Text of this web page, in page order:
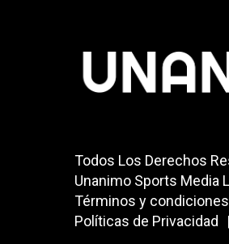
Todos Los Derechos
Unanimo Sports Media
Términos y condiciones
Políticas de Privacidad